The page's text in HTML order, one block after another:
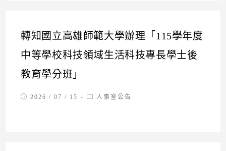
轉知國立高雄師範大學辦理「115學年度
中等學校科技領域生活科技專長學士後
教育學分班」
Post2026 / 07 / 15
Post人事室公告